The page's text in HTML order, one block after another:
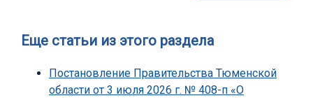
Еще статьи из этого раздела
Постановление Правительства Тюменской
области от 3 июля 2026 г. № 408-п «О